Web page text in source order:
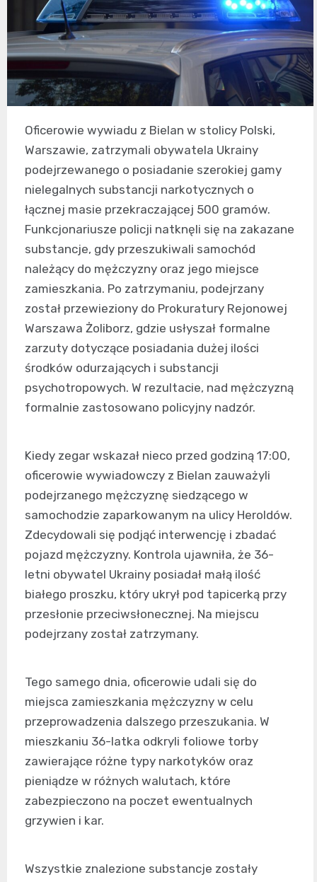
Oficerowie wywiadu z Bielan w stolicy Polski,
Warszawie, zatrzymali obywatela Ukrainy
podejrzewanego o posiadanie szerokiej gamy
nielegalnych substancji narkotycznych o
łącznej masie przekraczającej 500 gramów.
Funkcjonariusze policji natknęli się na zakazane
substancje, gdy przeszukiwali samochód
należący do mężczyzny oraz jego miejsce
zamieszkania. Po zatrzymaniu, podejrzany
został przewieziony do Prokuratury Rejonowej
Warszawa Żoliborz, gdzie usłyszał formalne
zarzuty dotyczące posiadania dużej ilości
środków odurzających i substancji
psychotropowych. W rezultacie, nad mężczyzną
formalnie zastosowano policyjny nadzór.
Kiedy zegar wskazał nieco przed godziną 17:00,
oficerowie wywiadowczy z Bielan zauważyli
podejrzanego mężczyznę siedzącego w
samochodzie zaparkowanym na ulicy Heroldów.
Zdecydowali się podjąć interwencję i zbadać
pojazd mężczyzny. Kontrola ujawniła, że 36-
letni obywatel Ukrainy posiadał małą ilość
białego proszku, który ukrył pod tapicerką przy
przesłonie przeciwsłonecznej. Na miejscu
podejrzany został zatrzymany.
Tego samego dnia, oficerowie udali się do
miejsca zamieszkania mężczyzny w celu
przeprowadzenia dalszego przeszukania. W
mieszkaniu 36-latka odkryli foliowe torby
zawierające różne typy narkotyków oraz
pieniądze w różnych walutach, które
zabezpieczono na poczet ewentualnych
grzywien i kar.
Wszystkie znalezione substancje zostały